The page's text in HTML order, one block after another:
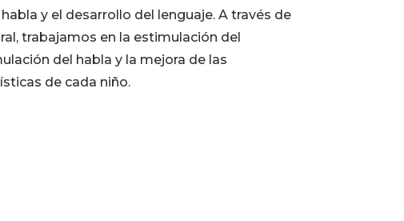
y el desarrollo del lenguaje. A través de
trabajamos en la estimulación del
del habla y la mejora de las
de cada niño.